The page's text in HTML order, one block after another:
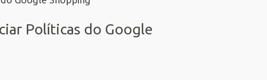
Políticas do Google